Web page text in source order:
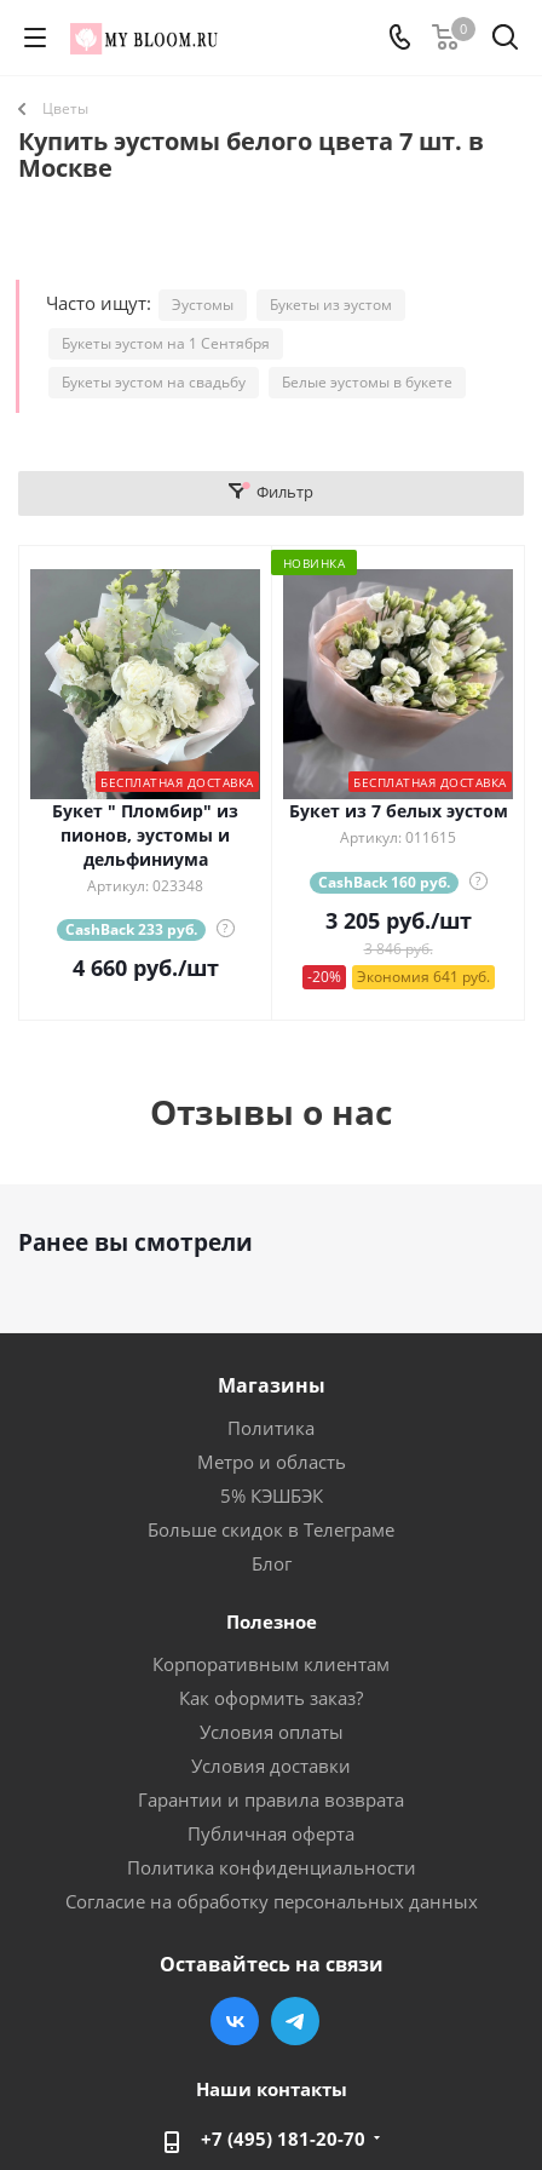
0
Цветы
Купить эустомы белого цвета 7 шт. в
Москве
Часто ищут: Эустомы
Букеты из эустом
Букеты эустом на 1 Сентября
Букеты эустом на свадьбу
Белые эустомы в букете
Фильтр
БЕСПЛАТНАЯ ДОСТАВКА
Букет " Пломбир" из
пионов, эустомы и
дельфиниума
Артикул: 023348
CashBack 233 руб. ?
4 660руб./шт
НОВИНКА
БЕСПЛАТНАЯ ДОСТАВКА
Букет из 7 белых эустом
Артикул: 011615
CashBack 160 руб. ?
3 205руб./шт
3 846 руб.
-20%
Экономия 641 руб.
Отзывы о нас
Ранее вы смотрели
Магазины
Политика
Метро и область
5% КЭШБЭК
Больше скидок в Телеграме
Блог
Полезное
Корпоративным клиентам
Как оформить заказ?
Условия оплаты
Условия доставки
Гарантии и правила возврата
Публичная оферта
Политика конфиденциальности
Согласие на обработку персональных данных
Оставайтесь на связи
Наши контакты
+7 (495) 181-20-70